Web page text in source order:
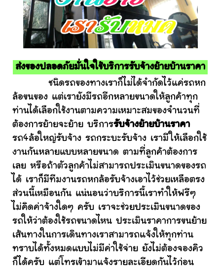
ส่งของปลอดภัยมั่นใจใช้บริการรับจ้างย้ายบ้านราคา
ชนิดรถของทางเราก็ไม่ได้จำกัดไว้แค่รถหก
ล้อขนของ แต่เรายังมีรถอีกหลายขนาดให้ลูกค้าทุก
ท่านได้เลือกใช้งานตามความเหมาะสมของจำนวนที่
ต้องการย้ายจะย้าย บริการรับจ้างย้ายบ้านราคา
รถ4ล้อใหญ่รับจ้าง รถกระบะรับจ้าง เรามีให้เลือกใช้
งานกันหลายแบบหลายขนาด ตามที่ลูกค้าต้องการ
เลย หรือถ้าตัวลูกค้าไม่สามารถประเมินขนาดของรถ
ได้ เราก็มีทีมงานรถหกล้อรับจ้างเอาไว้ช่วยเหลือตรง
ส่วนนี้เหมือนกัน แน่นอนว่าบริการนี้เราทำให้ฟรีๆ
ไม่คิดค่าจ้างใดๆ ครับ เราจะช่วยประเมินขนาดของ
รถให้ว่าต้องใช้รถขนาดไหน ประเมินราคาการขนย้าย
เส้นทางในการเดินทางเราสามารถแจ้งให้ทุกท่าน
ทราบได้ทั้งหมดแบบไม่มีค่าใช้จ่าย ยังไม่ต้องจองคิว
ก็ได้ครับ แต่โทรเข้ามาแจ้งรายละเอียดกันไว้ก่อน